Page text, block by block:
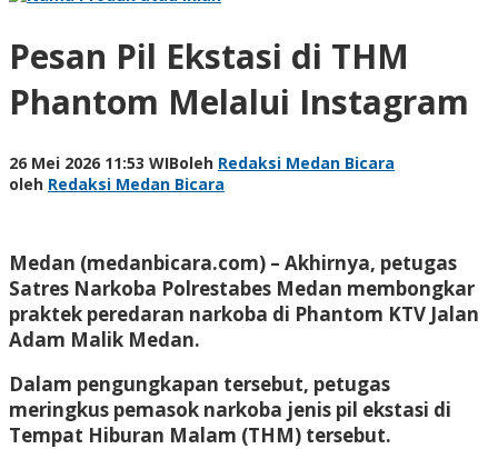
Pesan Pil Ekstasi di THM
Phantom Melalui Instagram
26 Mei 2026 11:53 WIBoleh Redaksi Medan Bicara
oleh Redaksi Medan Bicara
Medan (medanbicara.com) – Akhirnya, petugas
Satres Narkoba Polrestabes Medan membongkar
praktek peredaran narkoba di Phantom KTV Jalan
Adam Malik Medan.
Dalam pengungkapan tersebut, petugas
meringkus pemasok narkoba jenis pil ekstasi di
Tempat Hiburan Malam (THM) tersebut.